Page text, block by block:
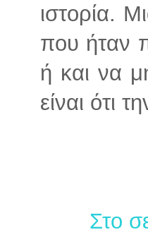
ιστορία.
που ήταν
ή και να
είναι ότι
Στο